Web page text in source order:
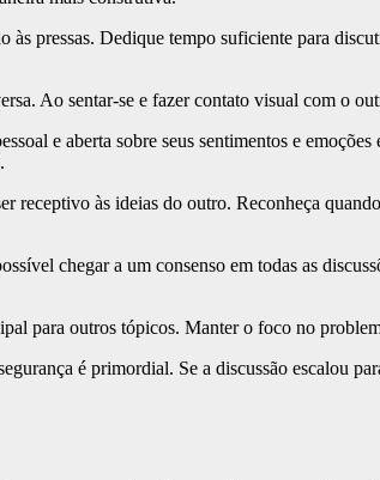
pressas. Dedique tempo suficiente para
Ao sentar-se e fazer contato visual com o
e aberta sobre seus sentimentos e
às ideias do outro. Reconheça
chegar a um consenso em todas as
para outros tópicos. Manter o foco no
é primordial. Se a discussão escalou